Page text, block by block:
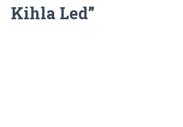
Kihla Led”